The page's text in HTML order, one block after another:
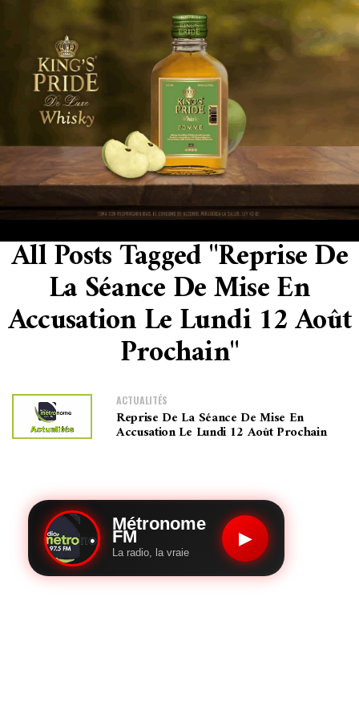
All Posts Tagged "Reprise De
La Séance De Mise En
Accusation Le Lundi 12 Août
Prochain"
ACTUALITÉS
Reprise De La Séance De Mise En
Accusation Le Lundi 12 Août Prochain
Métronome
FM
La radio, la vraie
▶